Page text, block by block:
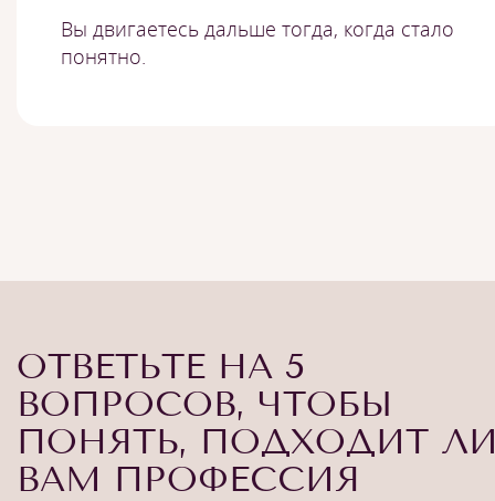
Вы двигаетесь дальше тогда, когда стало
понятно.
ОТВЕТЬТЕ НА 5
ВОПРОСОВ, ЧТОБЫ
ПОНЯТЬ, ПОДХОДИТ
ВАМ ПРОФЕССИЯ